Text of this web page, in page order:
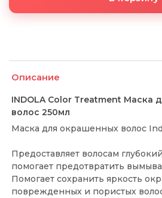
Описание
INDOLA Color Treatment Маска
волос 250мл
Маска для окрашенных волос
Предоставляет волосам
помогает предотвратить
Помогает сохранить яркость
поврежденных и пористых